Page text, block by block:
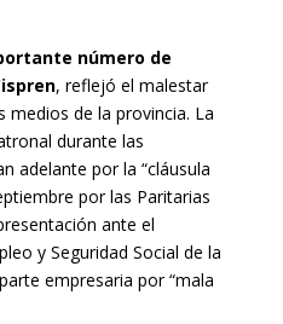
número de
, reflejó el malestar
medios de la provincia. La
durante las
adelante por la “cláusula
por las Paritarias
ante el
y Seguridad Social de la
empresaria por “mala